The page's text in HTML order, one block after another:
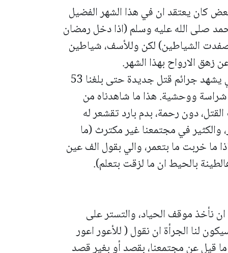
كان يعتقد ان في هذا الشهر الفضيل
صلى الله عليه وسلم (اذا دخل رمضان
الشياطين) لكن وللأسف، شياطين
الارواح بهذا الشهر.
وبينما أنا أكتب كلماتي هذه، مجتمعنا العربي يشهد جرائم قتل جديدة حتى بلغنا 53
شراسة ووحشية. هذا ما شاهدناه من
دون رحمة، بدم بارد تقشعر له
والكثير في مجتمعنا غير مكترث (ما
ما خربت ما بتعمر، والي بقول الف عين
بالحيط ان ما لزقت بتعلم).
نأخذ موقف الحياد، والتستر على
لنا الجرأة ان نقول ( للأعور اعور
قيل عن مجتمعنا، بقصد أو بغير قصد